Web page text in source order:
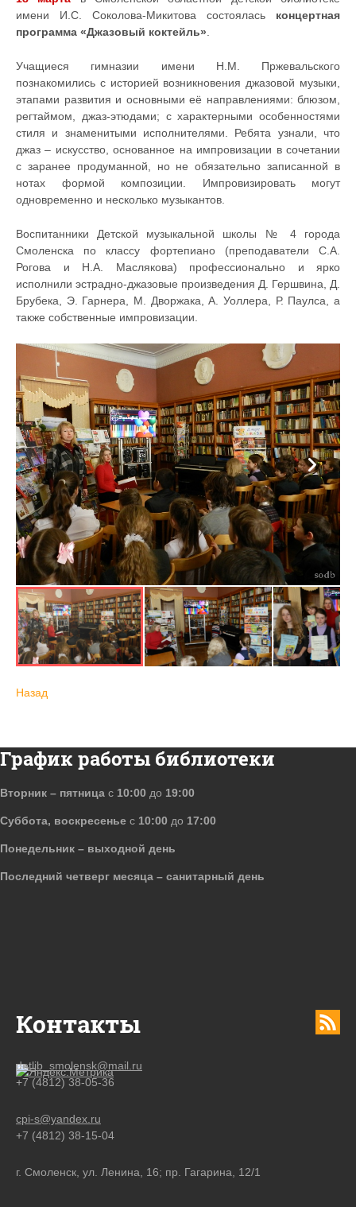
имени И.С. Соколова-Микитова состоялась концертная
программа «Джазовый коктейль»
Учащиеся гимназии имени Н.М. Пржевальского
познакомились с историей возникновения джазовой музыки,
этапами развития и основными её направлениями: блюзом,
регтаймом, джаз-этюдами; с характерными особенностями
стиля и знаменитыми исполнителями. Ребята узнали, что
джаз – искусство, основанное на импровизации в сочетании
с заранее продуманной, но не обязательно записанной в
нотах формой композиции. Импровизировать могут
одновременно и несколько музыкантов.
Воспитанники Детской музыкальной школы № 4 города
Смоленска по классу фортепиано (преподаватели С.А.
Рогова и Н.А. Маслякова) профессионально и ярко
исполнили эстрадно-джазовые произведения Д. Гершвина, Д.
Брубека, Э. Гарнера, М. Дворжака, А. Уоллера, Р. Паулса, а
также собственные импровизации.
Назад
Контакты
detlib_smolensk@mail.ru
+7 (4812) 38-05-36
cpi-s@yandex.ru
+7 (4812) 38-15-04
г. Смоленск, ул. Ленина, 16; пр. Гагарина, 12/1
График работы библиотеки
Вторник – пятница с 10:00 до 19:00
Суббота, воскресенье с 10:00 до 17:00
Понедельник – выходной день
Последний четверг месяца – санитарный день